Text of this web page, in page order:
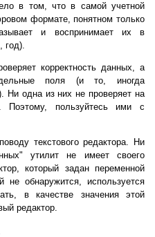
в том, что в самой учетной
формате, понятном только
и воспринимает их в
год).
корректность данных, а
поля (и то, иногда
Ни одна из них не проверяет на
Поэтому, пользуйтесь ими с
текстового редактора. Ни
утилит не имеет своего
который задан переменной
не обнаружится, используется
в качестве значения этой
редактор.